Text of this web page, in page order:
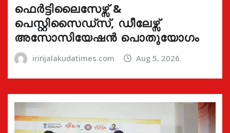
ഫെർട്ടിലൈസേഴ്സ് &
പെസ്റ്റിസൈഡ്സ്, ഡീലേഴ്സ്
അസോസിയേഷൻ പൊതുയോഗം
irinjalakudatimes.com Aug 5, 2026